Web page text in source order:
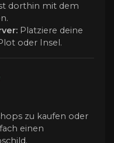
dorthin mit dem
Platziere deine
oder Insel.
zu kaufen oder
einen